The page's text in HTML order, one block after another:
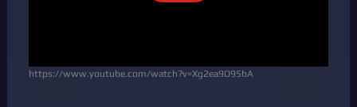
https://www.youtube.com/watch?v=Xg2ea9O95bA